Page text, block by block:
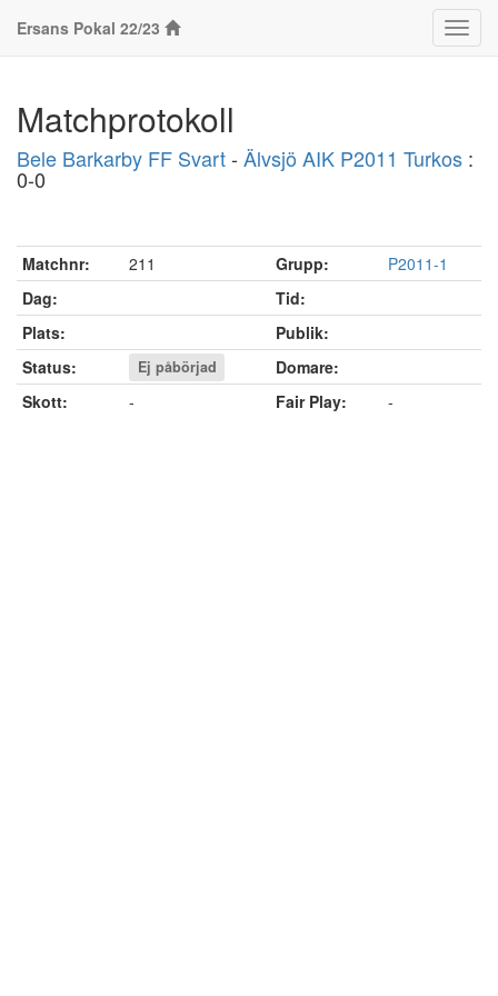
Ersans Pokal 22/23
Matchprotokoll
Bele Barkarby FF Svart- Älvsjö AIK P2011 Turkos :
0-0
Matchnr: 211 Grupp:
P2011-1
Dag:
Tid:
Plats:
Publik:
Status:
Ej påbörjad
Domare:
Skott:
- Fair Play: -